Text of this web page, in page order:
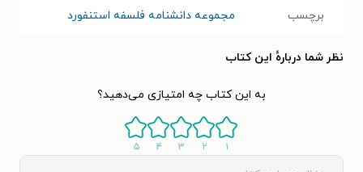
برچسب مجموعه دانشنامه فلسفه استنفورد
نظر شما دربارهٔ این کتاب
به این کتاب چه امتیازی می‌دهید؟
۱ ۲ ۳ ۴ ۵